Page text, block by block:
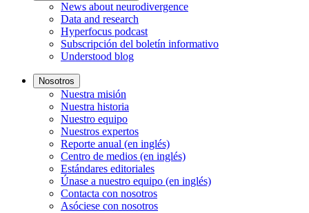
News about neurodivergence
Data and research
Hyperfocus podcast
Subscripción del boletín informativo
Understood blog
Nosotros
Nuestra misión
Nuestra historia
Nuestro equipo
Nuestros expertos
Reporte anual (en inglés)
Centro de medios (en inglés)
Estándares editoriales
Únase a nuestro equipo (en inglés)
Contacta con nosotros
Asóciese con nosotros